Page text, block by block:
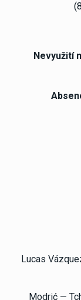
Nevyužití
Lucas
Modrić —